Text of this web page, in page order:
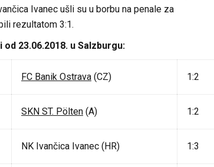
Ivanec ušli su u borbu na penale za
rezultatom 3:1.
23.06.2018. u Salzburgu:
FC Banik Ostrava (CZ) 1:2
SKN ST. Pölten (A) 1:2
NK Ivančica Ivanec (HR) 1:3